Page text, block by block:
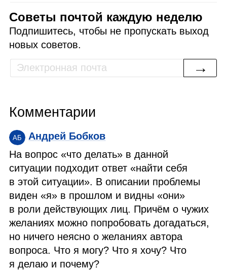
Советы почтой каждую неделю
Подпишитесь, чтобы не пропускать выход
новых советов.
→
Комментарии
АБ
Андрей Бобков
На вопрос «что делать» в данной
ситуации подходит ответ «найти себя
в этой ситуации». В описании проблемы
виден «я» в прошлом и видны «они»
в роли действующих лиц. Причём о чужих
желаниях можно попробовать догадаться,
но ничего неясно о желаниях автора
вопроса. Что я могу? Что я хочу? Что
я делаю и почему?